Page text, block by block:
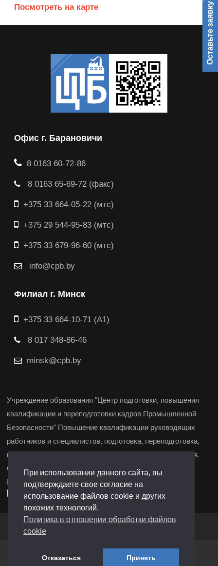
Посмотреть на карте
Офис г. Барановичи
8 0163 60-72-86
8 0163 65-69-72 (факс)
+375 33 664-05-22 (мтс)
+375 29 544-95-83 (мтс)
+375 33 679-96-60 (мтс)
info@cpb.by
Филиал г. Минск
+375 33 664-10-71 (A1)
8 017 348-86-46
minsk@cpb.by
Учреждение образования "Центр подготовки, повышения
квалификации и переподготовки кадров Промышленной
Безопасности" Повышение квалификации руководящих
работников и специалистов, подготовка, переподготовка,
повышение квалификации и курсы целевого назначения.
Свидетельство о государственной регистрации
№291361972 от 19.12.2022 г. Барановичи, Минск.
Создание сайтов
Оставьте заявку
При использовании данного сайта, вы
подтверждаете свое согласие на
использование файлов cookie и других
похожих технологий.
Политика в отношении обработки файлов
cookie
Отказаться Принять